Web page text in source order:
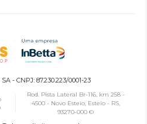
- CNPJ: 87.230.223/0001-23
Rod. Pista Lateral Br-116, km 258 -
4500 - Novo Esteio, Esteio - RS,
93270-000 ©